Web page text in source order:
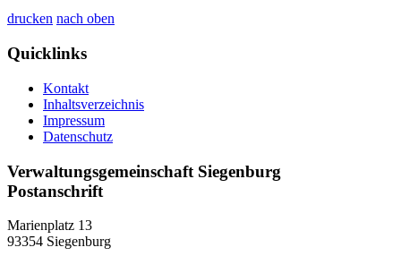
drucken nach oben
Quicklinks
Kontakt
Inhaltsverzeichnis
Impressum
Datenschutz
Verwaltungsgemeinschaft Siegenburg
Postanschrift
Marienplatz 13
93354 Siegenburg